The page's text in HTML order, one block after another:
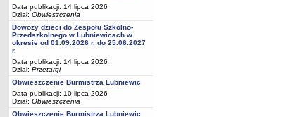
Data publikacji: 14 lipca 2026
Dział: Obwieszczenia
Dowozy dzieci do Zespołu Szkolno-
Przedszkolnego w Lubniewicach w
okresie od 01.09.2026 r. do 25.06.2027
r.
Data publikacji: 14 lipca 2026
Dział: Przetargi
Obwieszczenie Burmistrza Lubniewic
Data publikacji: 10 lipca 2026
Dział: Obwieszczenia
Obwieszczenie Burmistrza Lubniewic